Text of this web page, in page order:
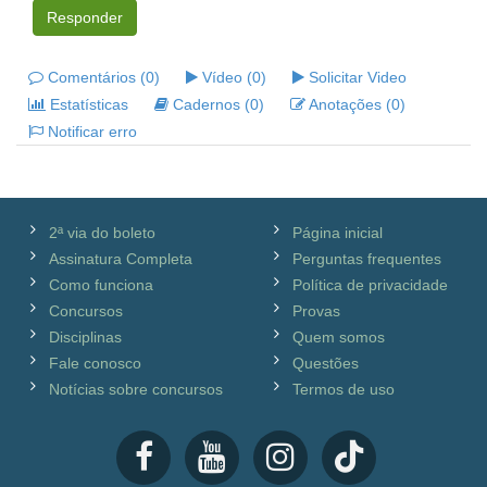
Responder
Comentários (0) Vídeo (0)
Solicitar Video
Estatísticas
Cadernos (0)
Anotações (0)
Notificar erro
2ª via do boleto
Assinatura Completa
Como funciona
Concursos
Disciplinas
Fale conosco
Notícias sobre concursos
Página inicial
Perguntas frequentes
Política de privacidade
Provas
Quem somos
Questões
Termos de uso